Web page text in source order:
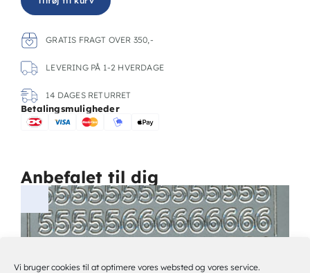
Vi bruger cookies til at optimere vores websted og vores service.
GRATIS FRAGT OVER 350,-
LEVERING PÅ 1-2 HVERDAGE
14 DAGES RETURRET
Betalingsmuligheder
Anbefalet til dig